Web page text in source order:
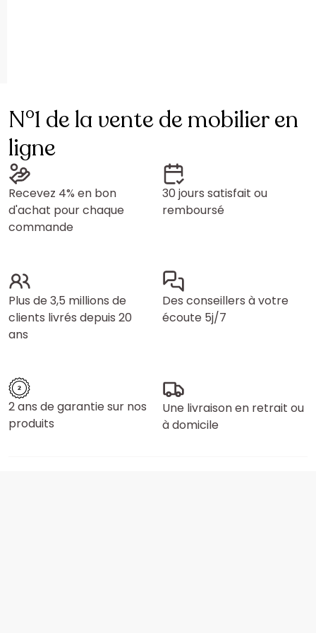
N°1 de la vente de mobilier en
ligne
Recevez 4% en bon
d'achat pour chaque
commande
30 jours satisfait ou
remboursé
Plus de 3,5 millions de
clients livrés depuis 20
ans
Des conseillers à votre
écoute 5j/7
2 ans de garantie sur nos
produits
Une livraison en retrait ou
à domicile